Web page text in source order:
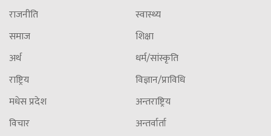
राजनीति
समाज
अर्थ
राष्ट्रिय
मधेस प्रदेश
विचार
स्वास्थ्य
शिक्षा
धर्म/सांस्कृति
विज्ञान/प्राविधि
अन्तराष्ट्रिय
अन्तर्वार्ता